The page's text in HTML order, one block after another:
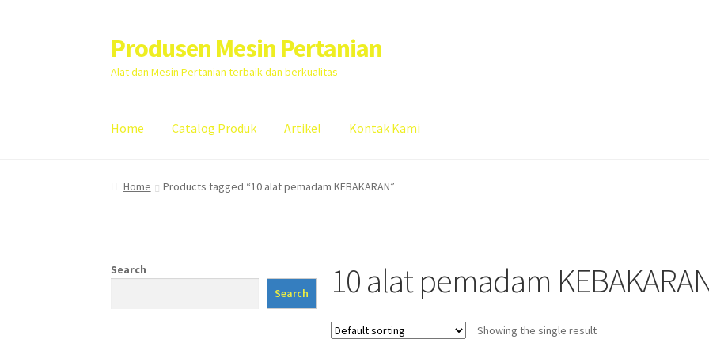
Skip
to
navigation
Skip
to
content
Produsen Mesin Pertanian
Alat dan Mesin Pertanian terbaik dan berkualitas
Home Catalog Produk Artikel Kontak Kami
Home Artikel Cart Checkout Kontak KamiMy account
Home Products tagged “10 alat pemadam KEBAKARAN”
10 alat pemadam
Showing the single result
Search
Search